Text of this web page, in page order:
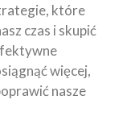
które
czas i skupić
więcej,
nasze